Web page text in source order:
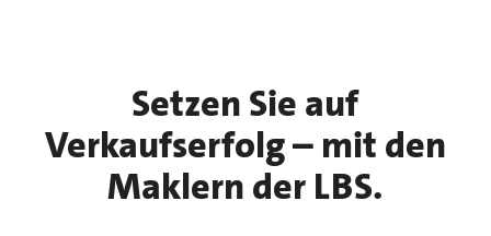
Setzen Sie auf
Verkaufserfolg – mit den
Maklern der LBS.